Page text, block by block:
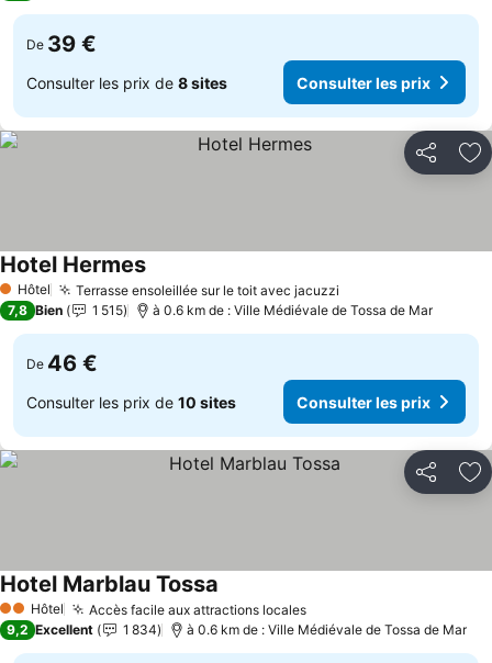
De 39 €
Consulter les prix de 8 sites Consulter les prix
Partager
1 Étoiles
Hôtel Terrasse ensoleillée sur le toit avec jacuzzi
Hotel HermesConsulter les prix
7,8 Bien 1 515 à 0.6 km de : Ville Médiévale de Tossa de Mar
De 46 €
Consulter les prix de 10 sites Consulter les prix
Partager
2 Étoiles
Hôtel Accès facile aux attractions localesConsulter les prix
Hotel Marblau Tossa
9,2 Excellent 1 834 à 0.6 km de : Ville Médiévale de Tossa de Mar